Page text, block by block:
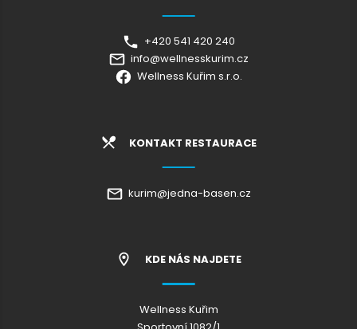
+420 541 420 240
info@wellnesskurim.cz
Wellness Kuřim s.r.o.
KONTAKT RESTAURACE
kurim@jedna-basen.cz
KDE NÁS NAJDETE
Wellness Kuřim